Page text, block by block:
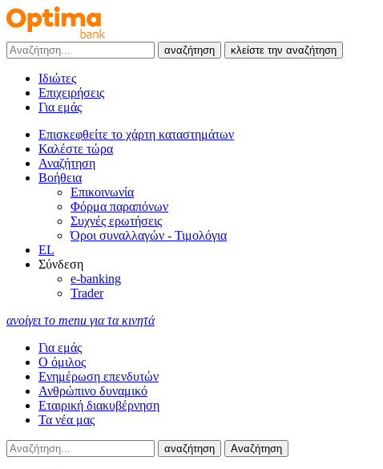
αναζήτηση κλείστε την αναζήτηση
Ιδιώτες
Επιχειρήσεις
Για εμάς
Επισκεφθείτε το χάρτη καταστημάτων
Καλέστε τώρα
Αναζήτηση
Βοήθεια
Επικοινωνία
Φόρμα παραπόνων
Συχνές ερωτήσεις
Όροι συναλλαγών - Τιμολόγια
EL
Σύνδεση
e-banking
Trader
ανοίγει το menu για τα κινητά
Για εμάς
Ο όμιλος
Ενημέρωση επενδυτών
Ανθρώπινο δυναμικό
Εταιρική διακυβέρνηση
Τα νέα μας
αναζήτηση Αναζήτηση